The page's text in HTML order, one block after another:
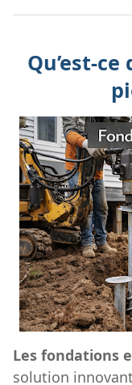
Qu’est-
Les fondations
solution